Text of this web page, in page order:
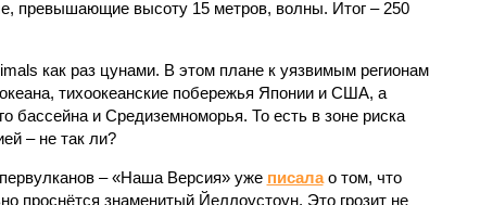
превышающие высоту 15 метров, волны. Итог – 250
как раз цунами. В этом плане к уязвимым регионам
тихо­океанские побережья Японии и США, а
бассейна и Средиземноморья. То есть в зоне риска
– не так ли?
– «Наша Версия» уже писалао том, что
проснётся знаменитый Йеллоустоун. Это грозит не